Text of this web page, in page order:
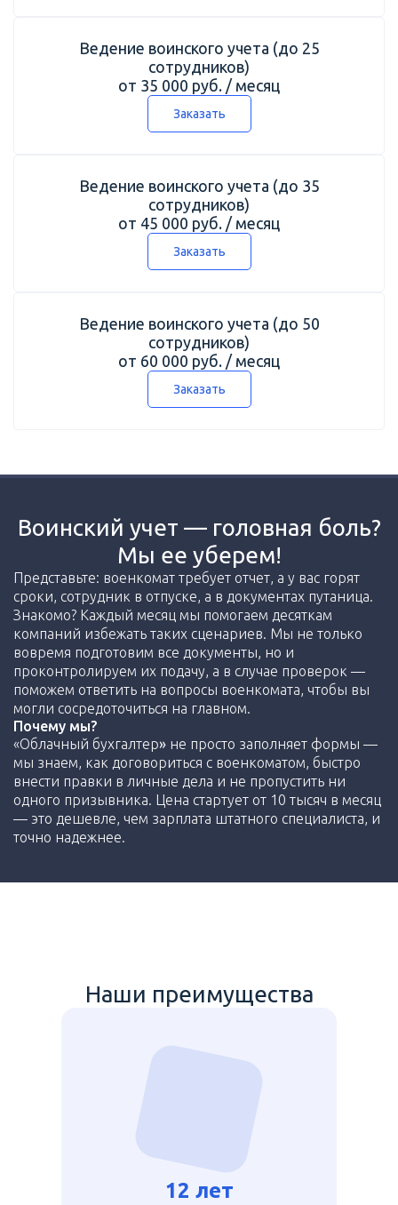
Ведение воинского учета (до 25
сотрудников)
от 35 000 руб. / месяц
Заказать
Ведение воинского учета (до 35
сотрудников)
от 45 000 руб. / месяц
Заказать
Ведение воинского учета (до 50
сотрудников)
от 60 000 руб. / месяц
Заказать
Воинский учет — головная боль?
Мы ее уберем!
Представьте: военкомат требует отчет, а у вас горят
сроки, сотрудник в отпуске, а в документах путаница.
Знакомо? Каждый месяц мы помогаем десяткам
компаний избежать таких сценариев. Мы не только
вовремя подготовим все документы, но и
проконтролируем их подачу, а в случае проверок —
поможем ответить на вопросы военкомата, чтобы вы
могли сосредоточиться на главном.
Почему мы?
«Облачный бухгалтер» не просто заполняет формы —
мы знаем, как договориться с военкоматом, быстро
внести правки в личные дела и не пропустить ни
одного призывника. Цена стартует от 10 тысяч в месяц
— это дешевле, чем зарплата штатного специалиста, и
точно надежнее.
Наши преимущества
12 лет